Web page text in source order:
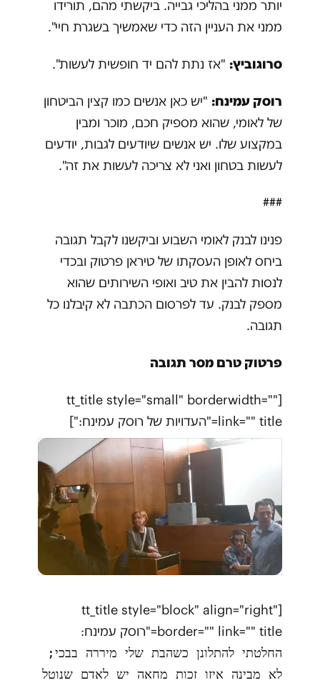
יותר ממני בהליכי גבייה. ביקשתי מהם, תורידו
ממני את העניין הזה כדי שאמשיך בשגרת חיי".
סרוגוביץ: "אז נתת להם יד חופשית לעשות".
רוסק עמינח: "יש כאן אנשים כמו קצין הביטחון
של לאומי, שהוא מספיק חכם, מוכר ומבין
במקצוע שלו. יש אנשים שיודעים לגבות, יודעים
לעשות בטחון ואני לא צריכה לעשות את זה".
###
פנינו לבנק לאומי השבוע וביקשנו לקבל תגובה
ביחס לאופן העסקתו של טיראן פרטוק ובכדי
לנסות להבין את טיב ואופי השירותים שהוא
מספק לבנק. עד לפרסום הכתבה לא קיבלנו כל
תגובה.
פרטוק טרם מסר תגובה
[tt_title style="small" borderwidth=""
link="" title="העדויות של רוסק עמינח:"]
[tt_title style="block" align="right"
border="" link="" title="רוסק עמינח:
החלטתי להתלונן כשהבת שלי מיררה בבכי;
לא מבינה איזו זכות מחאה יש לאדם שנוטל